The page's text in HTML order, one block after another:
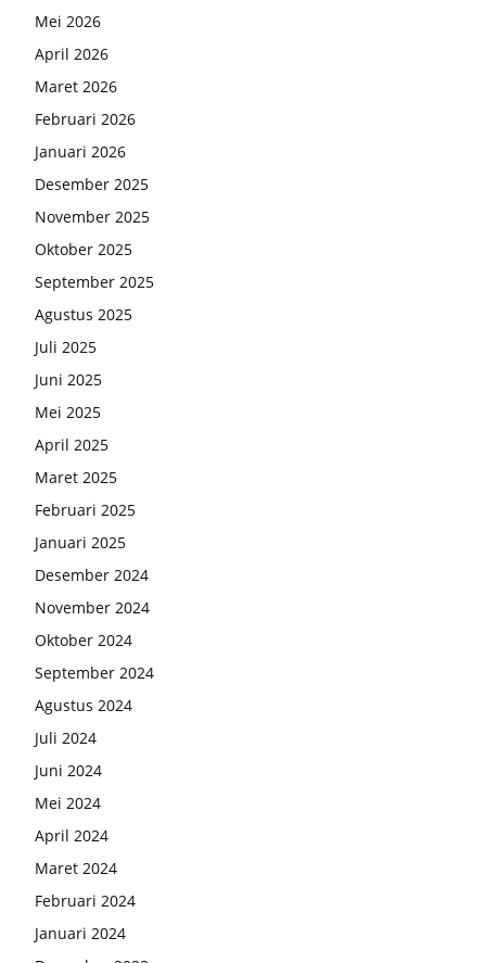
Mei 2026
April 2026
Maret 2026
Februari 2026
Januari 2026
Desember 2025
November 2025
Oktober 2025
September 2025
Agustus 2025
Juli 2025
Juni 2025
Mei 2025
April 2025
Maret 2025
Februari 2025
Januari 2025
Desember 2024
November 2024
Oktober 2024
September 2024
Agustus 2024
Juli 2024
Juni 2024
Mei 2024
April 2024
Maret 2024
Februari 2024
Januari 2024